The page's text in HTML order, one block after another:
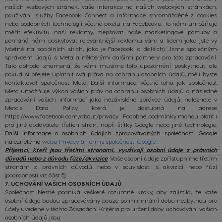
našich webových stránek, vaše interakce na našich webových stránkách,
používání služby Facebook Connect a informace shromážděné z cookies
nebo podobných technologií včetně pixelu na Facebooku. To nám umožňuje
měřit efektivitu naší reklamy, zlepšovat naše marketingové postupy a
pomáhá nám poskytovat relevantnější reklamu vám a lidem jako jste vy
(včetně na sociálních sítích, jako je Facebook, a dalších). Jsme společným
správcem údajů s Meta a některými dalšími partnery pro toto zpracování.
Tato dohoda znamená, že vám musíme toto upozornění poskytnout, ale
pokud si přejete uplatnit svá práva na ochranu osobních údajů, měli byste
kontaktovat společnost Meta. Další informace, včetně toho, jak společnost
Meta umožňuje výkon vašich práv na ochranu osobních údajů a následné
zpracování vašich informací jako nezávislého správce údajů, naleznete v
Meta's Data Policy, která je dostupná na adrese
https://www.facebook.com/about/privacy
Podobné podmínky mohou platit i
pro jiné dodavatele třetích stran, např. štítky Google nebo jiné technologie.
Další informace o osobních údajích zpracovávaných společností Google
naleznete na webu Privacy & Terms společnosti Google
Příjemci, kteří jsou třetími stranami, využívají osobní údaje z právních
důvodů nebo z důvodu fúze/akvizice. Vaše osobní údaje zpřístupníme třetím
stranám z právních důvodů nebo v souvislosti s akvizicí nebo fúzí
(podrobnosti viz část 5).
7. UCHOVÁNÍ VAŠICH OSOBNÍCH ÚDAJŮ
Společnost Nestlé podniká veškeré rozumné kroky, aby zajistila, že vaše
osobní údaje budou zpracovávány pouze po minimální dobu nezbytnou pro
účely uvedené v těchto Zásadách. Kritéria pro určení doby uchovávání vašich
osobních údajů jsou: